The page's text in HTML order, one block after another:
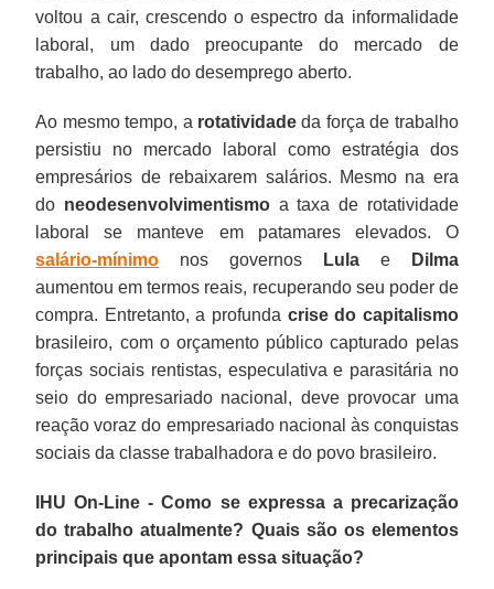
voltou a cair, crescendo o espectro da informalidade
laboral, um dado preocupante do mercado de
trabalho, ao lado do desemprego aberto.
Ao mesmo tempo, a rotatividade da força de trabalho
persistiu no mercado laboral como estratégia dos
empresários de rebaixarem salários. Mesmo na era
do neodesenvolvimentismo a taxa de rotatividade
laboral se manteve em patamares elevados. O
salário-mínimo nos governos Lulae
Dilma
aumentou em termos reais, recuperando seu poder de
compra. Entretanto, a profunda crise do capitalismo
brasileiro, com o orçamento público capturado pelas
forças sociais rentistas, especulativa e parasitária no
seio do empresariado nacional, deve provocar uma
reação voraz do empresariado nacional às conquistas
sociais da classe trabalhadora e do povo brasileiro.
IHU On-Line - Como se expressa a precarização
do trabalho atualmente? Quais são os elementos
principais que apontam essa situação?